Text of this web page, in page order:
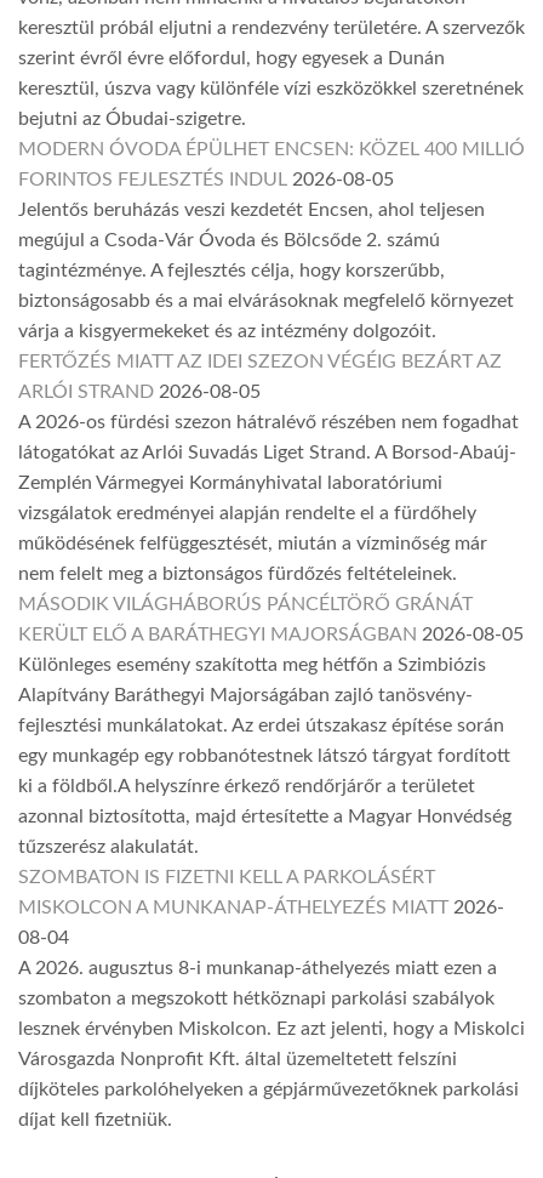
keresztül próbál eljutni a rendezvény területére. A szervezők
szerint évről évre előfordul, hogy egyesek a Dunán
keresztül, úszva vagy különféle vízi eszközökkel szeretnének
bejutni az Óbudai-szigetre.
MODERN ÓVODA ÉPÜLHET ENCSEN: KÖZEL 400 MILLIÓ
FORINTOS FEJLESZTÉS INDUL 2026-08-05
Jelentős beruházás veszi kezdetét Encsen, ahol teljesen
megújul a Csoda-Vár Óvoda és Bölcsőde 2. számú
tagintézménye. A fejlesztés célja, hogy korszerűbb,
biztonságosabb és a mai elvárásoknak megfelelő környezet
várja a kisgyermekeket és az intézmény dolgozóit.
FERTŐZÉS MIATT AZ IDEI SZEZON VÉGÉIG BEZÁRT AZ
ARLÓI STRAND 2026-08-05
A 2026-os fürdési szezon hátralévő részében nem fogadhat
látogatókat az Arlói Suvadás Liget Strand. A Borsod-Abaúj-
Zemplén Vármegyei Kormányhivatal laboratóriumi
vizsgálatok eredményei alapján rendelte el a fürdőhely
működésének felfüggesztését, miután a vízminőség már
nem felelt meg a biztonságos fürdőzés feltételeinek.
MÁSODIK VILÁGHÁBORÚS PÁNCÉLTÖRŐ GRÁNÁT
KERÜLT ELŐ A BARÁTHEGYI MAJORSÁGBAN 2026-08-05
Különleges esemény szakította meg hétfőn a Szimbiózis
Alapítvány Baráthegyi Majorságában zajló tanösvény-
fejlesztési munkálatokat. Az erdei útszakasz építése során
egy munkagép egy robbanótestnek látszó tárgyat fordított
ki a földből.A helyszínre érkező rendőrjárőr a területet
azonnal biztosította, majd értesítette a Magyar Honvédség
tűzszerész alakulatát.
SZOMBATON IS FIZETNI KELL A PARKOLÁSÉRT
MISKOLCON A MUNKANAP-ÁTHELYEZÉS MIATT 2026-
08-04
A 2026. augusztus 8-i munkanap-áthelyezés miatt ezen a
szombaton a megszokott hétköznapi parkolási szabályok
lesznek érvényben Miskolcon. Ez azt jelenti, hogy a Miskolci
Városgazda Nonprofit Kft. által üzemeltetett felszíni
díjköteles parkolóhelyeken a gépjárművezetőknek parkolási
díjat kell fizetniük.